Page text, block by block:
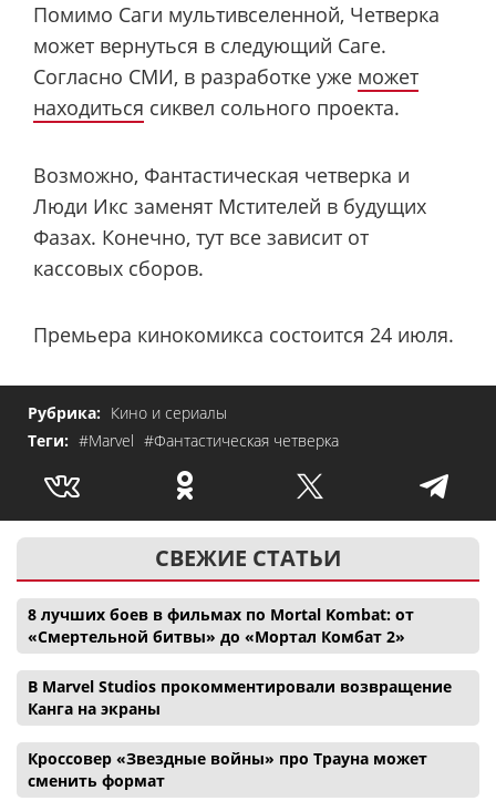
Помимо Саги мультивселенной, Четверка
может вернуться в следующий Саге.
Согласно СМИ, в разработке уже может
находиться сиквел сольного проекта.
Возможно, Фантастическая четверка и
Люди Икс заменят Мстителей в будущих
Фазах. Конечно, тут все зависит от
кассовых сборов.
Премьера кинокомикса состоится 24 июля.
Рубрика: Кино и сериалы
Теги: #Marvel #Фантастическая четверка
СВЕЖИЕ СТАТЬИ
8 лучших боев в фильмах по Mortal Kombat: от
«Смертельной битвы» до «Мортал Комбат 2»
В Marvel Studios прокомментировали возвращение
Канга на экраны
Кроссовер «Звездные войны» про Трауна может
сменить формат